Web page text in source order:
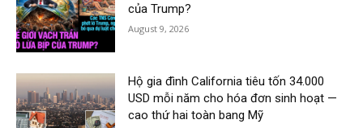
của Trump?
August 9, 2026
Hộ gia đình California tiêu tốn 34.000
USD mỗi năm cho hóa đơn sinh hoạt —
cao thứ hai toàn bang Mỹ